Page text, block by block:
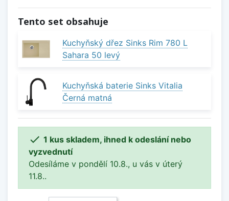
Tento set obsahuje
Kuchyňský dřez Sinks Rim 780 L
Sahara 50 levý
Kuchyňská baterie Sinks Vitalia
Černá matná
 1 kus skladem, ihned k odeslání nebo
vyzvednutí
Odesíláme v pondělí 10.8., u vás v úterý
11.8..